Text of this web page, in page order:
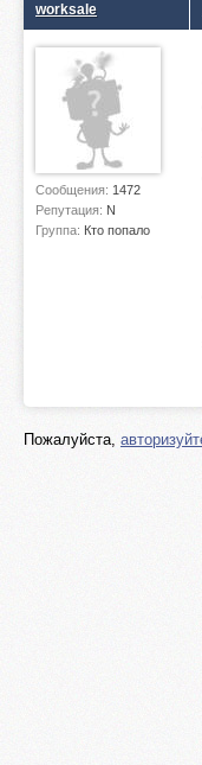
worksale
Сообщения: 1472
Репутация: N
Группа: Кто попало
Пожалуйста,